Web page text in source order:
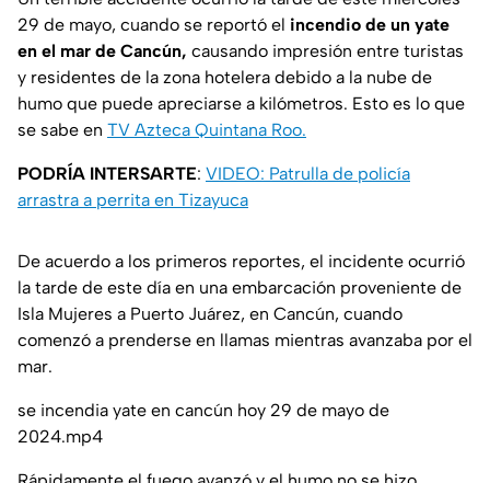
29 de mayo, cuando se reportó el incendio de un yate
en el mar de Cancún, causando impresión entre turistas
y residentes de la zona hotelera debido a la nube de
humo que puede apreciarse a kilómetros. Esto es lo que
se sabe en TV Azteca Quintana Roo.
PODRÍA INTERSARTE: VIDEO: Patrulla de policía
arrastra a perrita en Tizayuca
De acuerdo a los primeros reportes, el incidente ocurrió
la tarde de este día en una embarcación proveniente de
Isla Mujeres a Puerto Juárez, en Cancún, cuando
comenzó a prenderse en llamas mientras avanzaba por el
mar.
se incendia yate en cancún hoy 29 de mayo de
2024.mp4